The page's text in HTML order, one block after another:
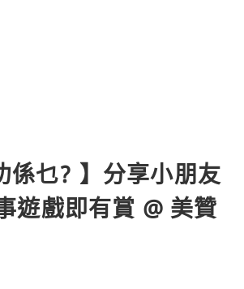
係乜? 】分享小朋友
遊戲即有賞 @ 美贊